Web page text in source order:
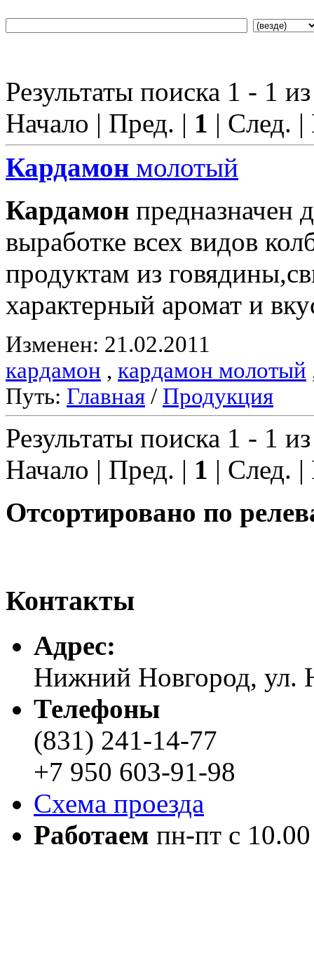
Результаты поиска 1 - 1
Начало | Пред. | 1 | След.
Кардамон молотый
Кардамон предназначен
выработке всех видов
продуктам из
характерный аромат и
Изменен: 21.02.2011
кардамон , кардамон молотый
Путь: Главная / Продукция
Результаты поиска 1 - 1
Начало | Пред. | 1 | След.
Отсортировано по
Контакты
Адреc:
Нижний Новгород, ул.
Телефоны
(831) 241-14-77
+7 950 603-91-98
Схема проезда
Работаем пн-пт с